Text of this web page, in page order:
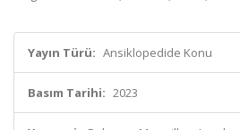
Yayın Türü: Ansiklopedide Konu
Basım Tarihi: 2023